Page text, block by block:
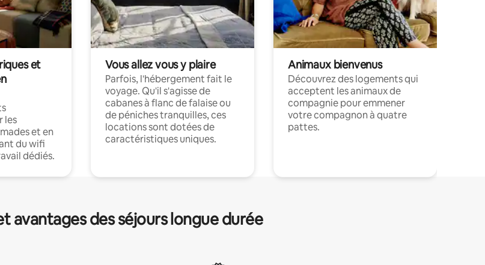
et
les
et en
du wifi
dédiés.
Vous allez vous y plaire
Parfois, l'hébergement fait le
voyage. Qu'il s'agisse de
cabanes à flanc de falaise ou
de péniches tranquilles, ces
locations sont dotées de
caractéristiques uniques.
Animaux bienvenus
Découvrez des logements qui
acceptent les animaux de
compagnie pour emmener
votre compagnon à quatre
pattes.
avantages des séjours longue durée